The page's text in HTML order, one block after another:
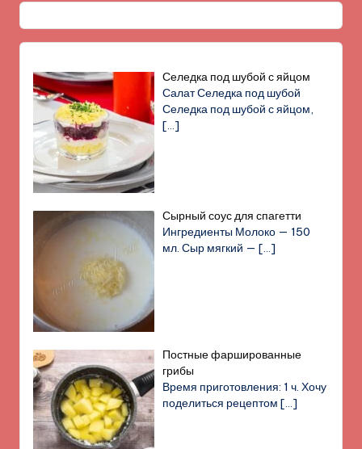
Селедка под шубой с яйцом
Салат Селедка под шубой
Селедка под шубой с яйцом,
[…]
Сырный соус для спагетти
Ингредиенты Молоко — 150
мл. Сыр мягкий —[…]
Постные фаршированные
грибы
Время приготовления: 1 ч. Хочу
поделиться рецептом[…]